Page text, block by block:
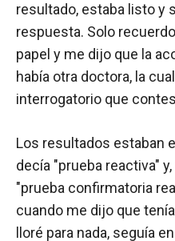
resultado, estaba listo y
respuesta. Solo
papel y me dijo que la
había otra doctora, la
interrogatorio que
Los resultados estaban
decía "prueba reactiva"
"prueba confirmatoria
cuando me dijo que tenía
lloré para nada, seguía